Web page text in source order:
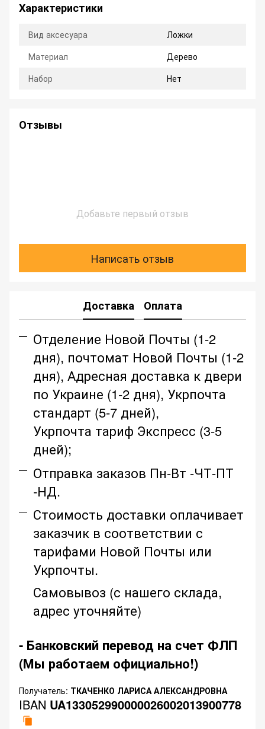
Характеристики
Вид аксесуара
Ложки
Материал
Дерево
Набор
Нет
Отзывы
Добавьте первый отзыв
Написать отзыв
Доставка Оплата
Отделение Новой Почты (1-2
дня), почтомат Новой Почты (1-2
дня), Адресная доставка к двери
по Украине (1-2 дня), Укрпочта
стандарт (5-7 дней),
Укрпочта тариф Экспресс (3-5
дней);
Отправка заказов Пн-Вт -ЧТ-ПТ
-НД.
Стоимость доставки оплачивает
заказчик в соответствии с
тарифами Новой Почты или
Укрпочты.
Самовывоз (с нашего склада,
адрес уточняйте)
- Банковский перевод на счет ФЛП
(Мы работаем официально!)
Получатель: ТКАЧЕНКО ЛАРИСА АЛЕКСАНДРОВНА
IBAN UA133052990000026002013900778